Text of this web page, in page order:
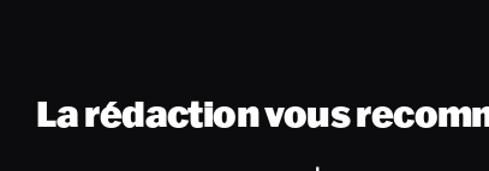
La rédaction vous